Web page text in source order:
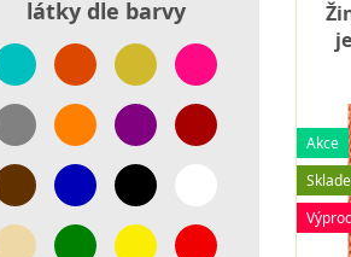
látky dle barvy
Akce